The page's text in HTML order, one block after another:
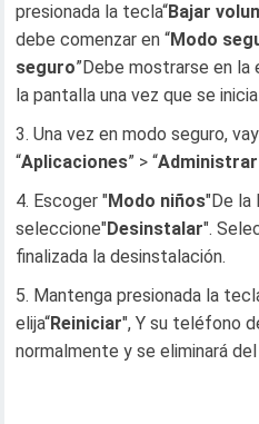
presionada la tecla“Bajar
debe comenzar en “Modo
seguro”Debe mostrarse en la
la pantalla una vez que se
Una vez en modo seguro,
“Aplicaciones” > “
Escoger "Modo niños"De la
seleccione"Desinstalar".
finalizada la desinstalación.
Mantenga presionada la
elija“Reiniciar", Y su teléfono
normalmente y se eliminará